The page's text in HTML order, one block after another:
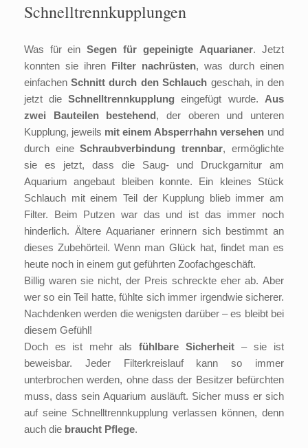
Schnelltrennkupplungen
Was für ein Segen für gepeinigte Aquarianer. Jetzt
konnten sie ihren Filter nachrüsten, was durch einen
einfachen Schnitt durch den Schlauch geschah, in den
jetzt die Schnelltrennkupplung eingefügt wurde. Aus
zwei Bauteilen bestehend, der oberen und unteren
Kupplung, jeweils mit einem Absperrhahn versehen und
durch eine Schraubverbindung trennbar, ermöglichte
sie es jetzt, dass die Saug- und Druckgarnitur am
Aquarium angebaut bleiben konnte. Ein kleines Stück
Schlauch mit einem Teil der Kupplung blieb immer am
Filter. Beim Putzen war das und ist das immer noch
hinderlich. Ältere Aquarianer erinnern sich bestimmt an
dieses Zubehörteil. Wenn man Glück hat, findet man es
heute noch in einem gut geführten Zoofachgeschäft.
Billig waren sie nicht, der Preis schreckte eher ab. Aber
wer so ein Teil hatte, fühlte sich immer irgendwie sicherer.
Nachdenken werden die wenigsten darüber – es bleibt bei
diesem Gefühl!
Doch es ist mehr als fühlbare Sicherheit – sie ist
beweisbar. Jeder Filterkreislauf kann so immer
unterbrochen werden, ohne dass der Besitzer befürchten
muss, dass sein Aquarium ausläuft. Sicher muss er sich
auf seine Schnelltrennkupplung verlassen können, denn
auch die braucht Pflege.